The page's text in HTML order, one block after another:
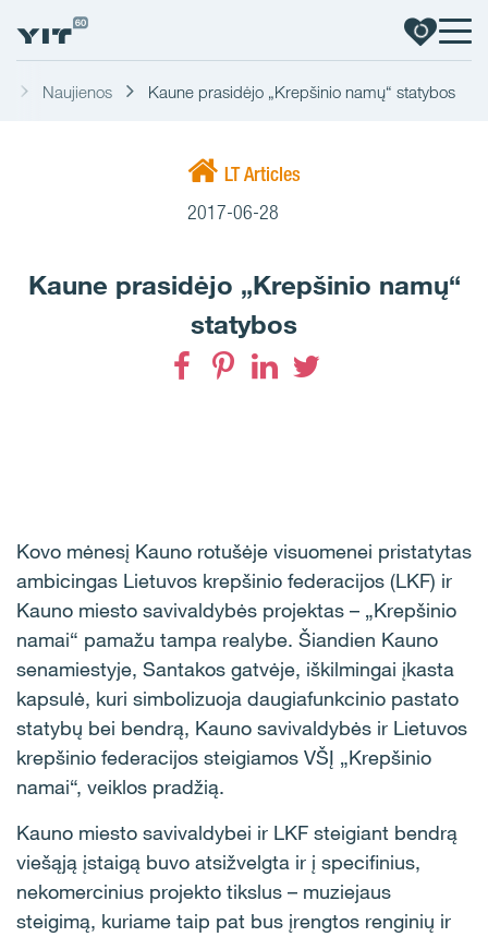
Naujienos Kaune prasidėjo „Krepšinio namų“ statybos
LT Articles
2017-06-28
Kaune prasidėjo „Krepšinio namų“
statybos
Kovo mėnesį Kauno rotušėje visuomenei pristatytas
ambicingas Lietuvos krepšinio federacijos (LKF) ir
Kauno miesto savivaldybės projektas – „Krepšinio
namai“ pamažu tampa realybe. Šiandien Kauno
senamiestyje, Santakos gatvėje, iškilmingai įkasta
kapsulė, kuri simbolizuoja daugiafunkcinio pastato
statybų bei bendrą, Kauno savivaldybės ir Lietuvos
krepšinio federacijos steigiamos VŠĮ „Krepšinio
namai“, veiklos pradžią.
Kauno miesto savivaldybei ir LKF steigiant bendrą
viešąją įstaigą buvo atsižvelgta ir į specifinius,
nekomercinius projekto tikslus – muziejaus
steigimą, kuriame taip pat bus įrengtos renginių ir